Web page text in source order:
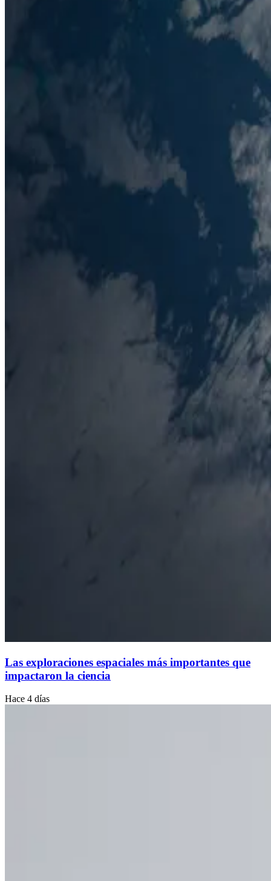
Las exploraciones espaciales más importantes que
impactaron la ciencia
Hace 4 días